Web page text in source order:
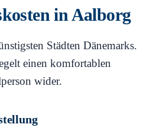
in Aalborg
Städten Dänemarks.
einen komfortablen
wider.